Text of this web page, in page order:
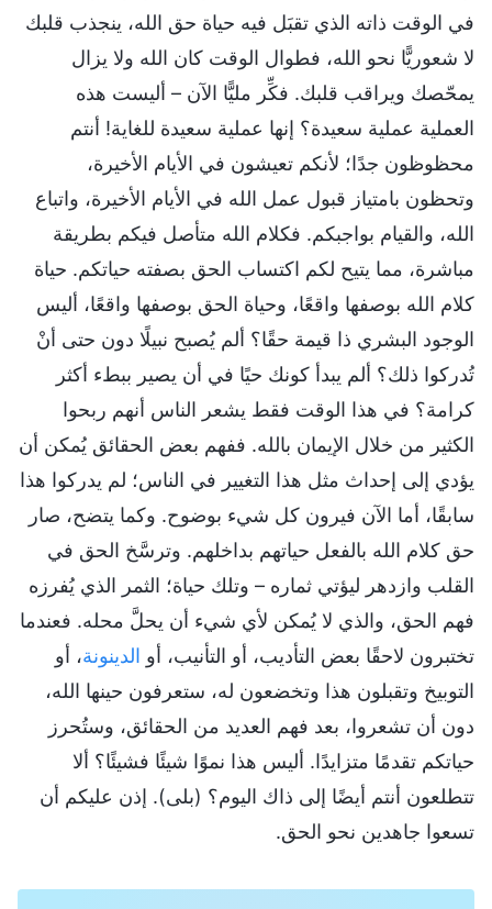
في الوقت ذاته الذي تقبَل فيه حياة حق الله، ينجذب قلبك
لا شعوريًّا نحو الله، فطوال الوقت كان الله ولا يزال
يمحّصك ويراقب قلبك. فكِّر مليًّا الآن – أليست هذه
العملية عملية سعيدة؟ إنها عملية سعيدة للغاية! أنتم
محظوظون جدًا؛ لأنكم تعيشون في الأيام الأخيرة،
وتحظون بامتياز قبول عمل الله في الأيام الأخيرة، واتباع
الله، والقيام بواجبكم. فكلام الله متأصل فيكم بطريقة
مباشرة، مما يتيح لكم اكتساب الحق بصفته حياتكم. حياة
كلام الله بوصفها واقعًا، وحياة الحق بوصفها واقعًا، أليس
الوجود البشري ذا قيمة حقًا؟ ألم يُصبح نبيلًا دون حتى أنْ
تُدركوا ذلك؟ ألم يبدأ كونك حيًا في أن يصير ببطء أكثر
كرامة؟ في هذا الوقت فقط يشعر الناس أنهم ربحوا
الكثير من خلال الإيمان بالله. ففهم بعض الحقائق يُمكن أن
يؤدي إلى إحداث مثل هذا التغيير في الناس؛ لم يدركوا هذا
سابقًا، أما الآن فيرون كل شيء بوضوح. وكما يتضح، صار
حق كلام الله بالفعل حياتهم بداخلهم. وترسَّخ الحق في
القلب وازدهر ليؤتي ثماره – وتلك حياة؛ الثمر الذي يُفرزه
فهم الحق، والذي لا يُمكن لأي شيء أن يحلَّ محله. فعندما
تختبرون لاحقًا بعض التأديب، أو التأنيب، أو الدينونة، أو
التوبيخ وتقبلون هذا وتخضعون له، ستعرفون حينها الله،
دون أن تشعروا، بعد فهم العديد من الحقائق، وستُحرز
حياتكم تقدمًا متزايدًا. أليس هذا نموًا شيئًا فشيئًا؟ ألا
تتطلعون أنتم أيضًا إلى ذاك اليوم؟ (بلى). إذن عليكم أن
تسعوا جاهدين نحو الحق.